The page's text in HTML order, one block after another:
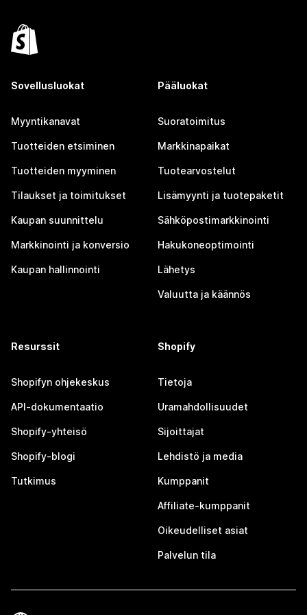
Sovellusluokat
Myyntikanavat
Tuotteiden etsiminen
Tuotteiden myyminen
Tilaukset ja toimitukset
Kaupan suunnittelu
Markkinointi ja konversio
Kaupan hallinnointi
Pääluokat
Suoratoimitus
Markkinapaikat
Tuotearvostelut
Lisämyynti ja tuotepaketit
Sähköpostimarkkinointi
Hakukoneoptimointi
Lähetys
Valuutta ja käännös
Resurssit
Shopifyn ohjekeskus
API-dokumentaatio
Shopify-yhteisö
Shopify-blogi
Tutkimus
Shopify
Tietoja
Uramahdollisuudet
Sijoittajat
Lehdistö ja media
Kumppanit
Affiliate-kumppanit
Oikeudelliset asiat
Palvelun tila